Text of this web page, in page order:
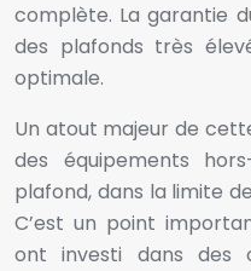
complète. La garantie
des plafonds très
optimale.
Un atout majeur de
des équipements
plafond, dans la limite
C’est un point
ont investi dans des